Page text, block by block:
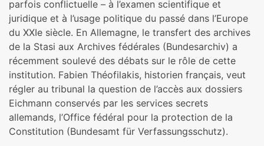
parfois conflictuelle – à l’examen scientifique et
juridique et à l’usage politique du passé dans l’Europe
du XXIe siècle. En Allemagne, le transfert des archives
de la Stasi aux Archives fédérales (Bundesarchiv) a
récemment soulevé des débats sur le rôle de cette
institution. Fabien Théofilakis, historien français, veut
régler au tribunal la question de l’accès aux dossiers
Eichmann conservés par les services secrets
allemands, l’Office fédéral pour la protection de la
Constitution (Bundesamt für Verfassungsschutz).